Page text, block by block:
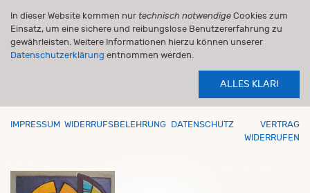
In dieser Website kommen nur technisch notwendige Cookies zum
Einsatz, um eine sichere und reibungslose Benutzererfahrung zu
gewährleisten. Weitere Informationen hierzu können unserer
Datenschutzerklärung entnommen werden.
ALLES KLAR!
IMPRESSUM WIDERRUFSBELEHRUNG DATENSCHUTZ
VERTRAG
WIDERRUFEN